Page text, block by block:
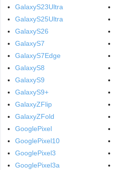
GalaxyS23Ultra
GalaxyS25Ultra
GalaxyS26
GalaxyS7
GalaxyS7Edge
GalaxyS8
GalaxyS9
GalaxyS9+
GalaxyZFlip
GalaxyZFold
GooglePixel
GooglePixel10
GooglePixel3
GooglePixel3a